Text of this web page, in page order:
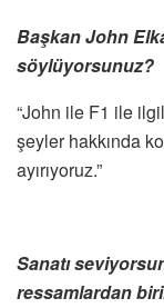
Başkan John
söylüyorsunuz?
“John ile F1 ile
şeyler hakkında
ayırıyoruz.”
Sanatı
ressamlardan